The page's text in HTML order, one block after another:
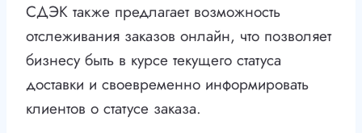
СДЭК также предлагает возможность
отслеживания заказов онлайн, что позволяет
бизнесу быть в курсе текущего статуса
доставки и своевременно информировать
клиентов о статусе заказа.